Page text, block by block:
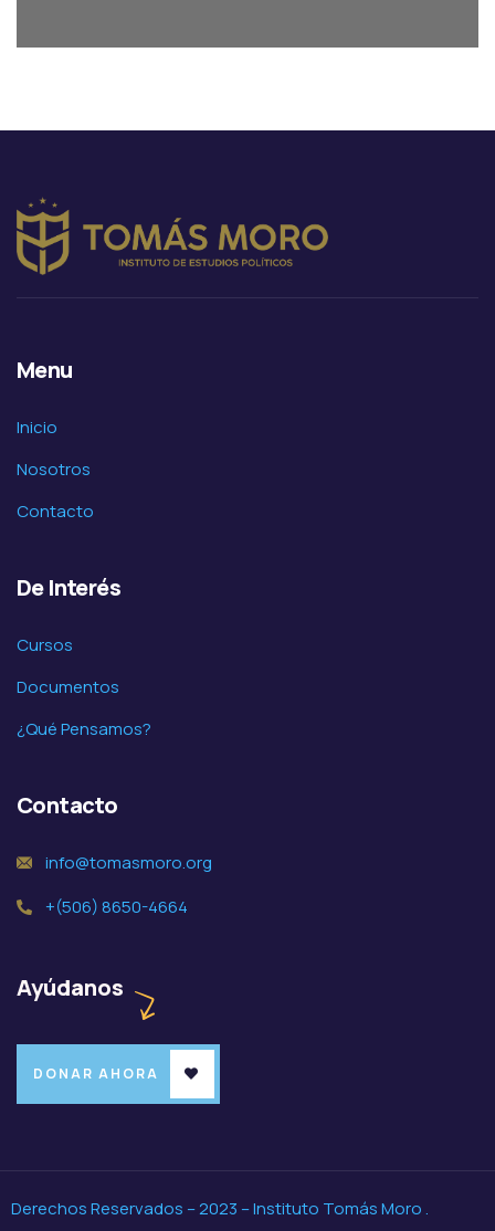
Menu
Inicio
Nosotros
Contacto
De Interés
Cursos
Documentos
¿Qué Pensamos?
Contacto
info@tomasmoro.org
+(506) 8650-4664
Ayúdanos
DONAR AHORA
Derechos Reservados – 2023 – Instituto Tomás Moro .